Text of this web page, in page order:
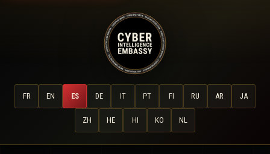
FR EN ES DE IT PT FI RU AR JA
ZH HE HI KO NL